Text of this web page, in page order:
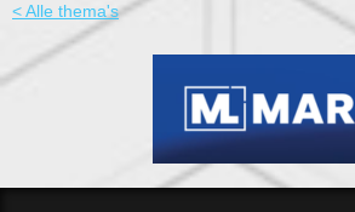
< Alle thema's